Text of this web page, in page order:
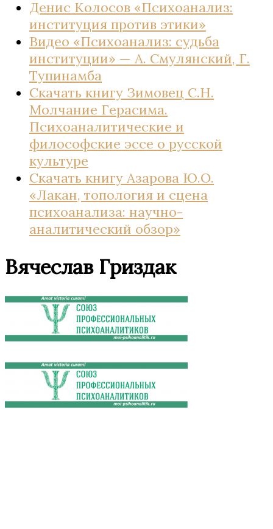
Денис Колосов «Психоанализ:
институция против этики»
Видео «Психоанализ: судьба
институции» — А. Смулянский, Г.
Тупинамба
Скачать книгу Зимовец С.Н.
Молчание Герасима.
Психоаналитические и
философские эссе о русской
культуре
Скачать книгу Азарова Ю.О.
«Лакан, топология и сцена
психоанализа: научно-
аналитический обзор»
Вячеслав Гриздак